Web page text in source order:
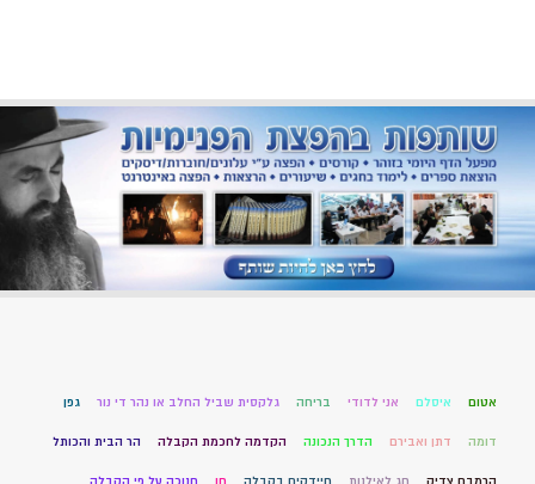
אטום איסלם אני לדודי בריחה גלקסית שביל החלב או נהר די נור גפן
דומה דתן ואבירם הדרך הנכונה הקדמה לחכמת הקבלה הר הבית והכותל
הרמבם צדיק חג לאילנות חיידקים בקבלה חן חנוכה על פי הקבלה